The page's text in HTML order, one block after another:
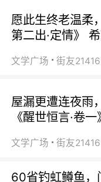
愿此生终老温柔
第二出·定情》
文学广场
屋漏更遭连夜雨
《醒世恒言·卷
文学广场
60省钓虹鳟鱼，